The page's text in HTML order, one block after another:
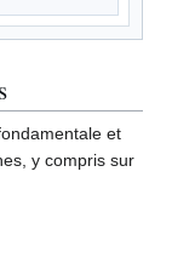
et
y compris sur